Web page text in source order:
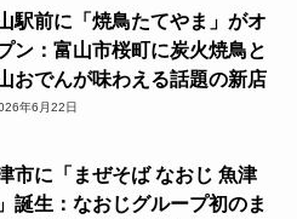
駅前に「焼鳥たてやま」がオ
ン：富山市桜町に炭火焼鳥と
おでんが味わえる話題の新店
年6月22日
市に「まぜそば なおじ 魚津
誕生：なおじグループ初のま